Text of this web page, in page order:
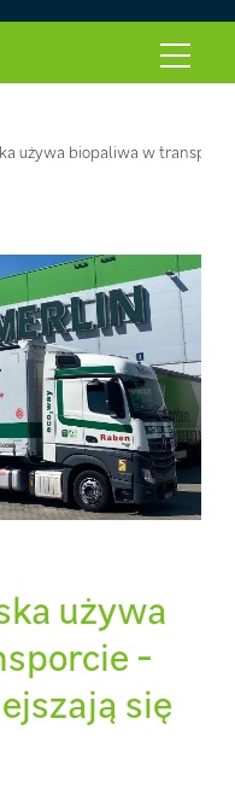
używa biopaliwa w
używa
-
się